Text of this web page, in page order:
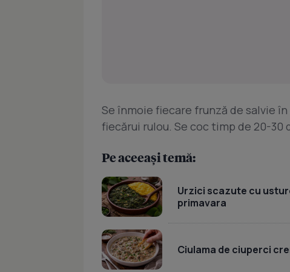
Se înmoie fiecare frunză de salvie
fiecărui rulou. Se coc timp de 20-30
Pe aceeași temă:
Urzici scazute cu
primavara
Ciulama de ciuperci